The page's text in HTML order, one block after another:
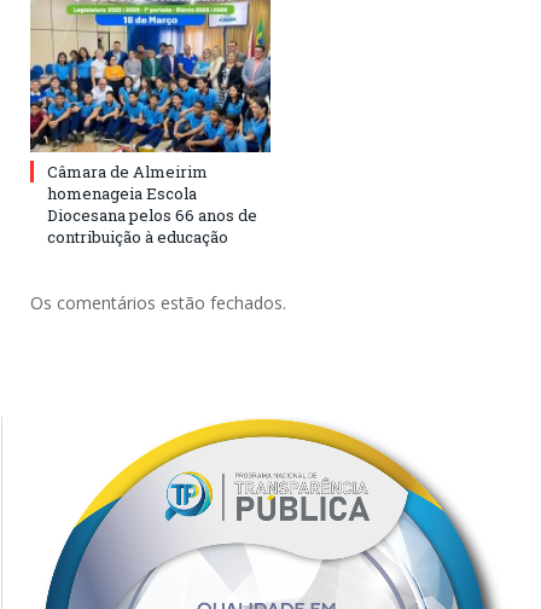
Câmara de Almeirim
homenageia Escola
Diocesana pelos 66 anos de
contribuição à educação
Os comentários estão fechados.